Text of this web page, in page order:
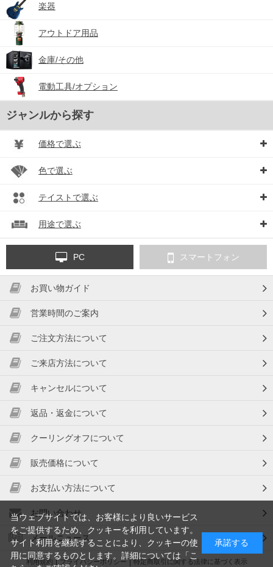
楽器
アウトドア用品
金庫/その他
電動工具/オプション
ジャンルから探す
価格で選ぶ
色で選ぶ
テイストで選ぶ
用途で選ぶ
PC スマートフォン
お買い物ガイド
営業時間のご案内
ご注文方法について
ご来店方法について
キャンセルについて
返品・返金について
クーリングオフについて
販売価格について
お支払い方法について
お問い合わせ
メールニュース
利用規約 プライバシーポリシー 特定商取引に関する法律に基づく表示
当ウェブサイトでは、お客様により良いサービス
をご提供するため、クッキーを利用しています。
サイト利用を継続することにより、クッキーの使
用に同意するものとします。詳細については「 こ
承諾する